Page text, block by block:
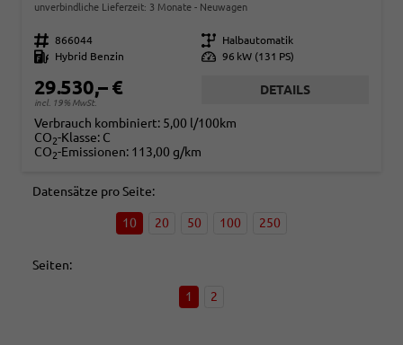
unverbindliche Lieferzeit: 3 Monate Neuwagen
Fahrzeugnr. 866044 Getriebe
Halbautomatik
Kraftstoff
Hybrid Benzin Leistung 96 kW (131 PS)
29.530,– €
incl. 19% MwSt.
DETAILS
Verbrauch kombiniert: 5,00 l/100km
CO2-Klasse: C
CO2-Emissionen: 113,00 g/km
Datensätze pro Seite:
10 20 50 100 250
Seiten:
1 2